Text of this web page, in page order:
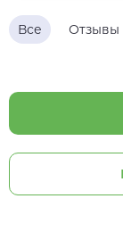
Все Отзывы